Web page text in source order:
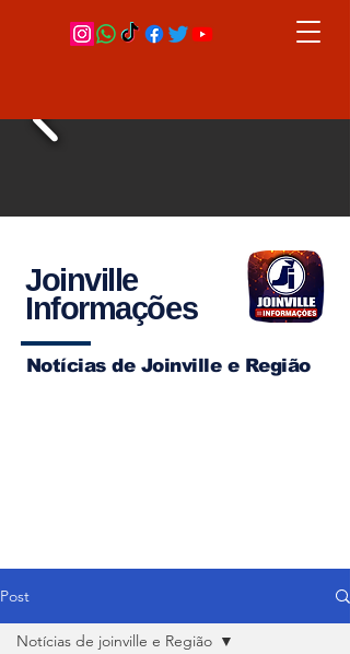
Joinville
Informações
Notícias de Joinville e Região
Post
Notícias de joinville e Região